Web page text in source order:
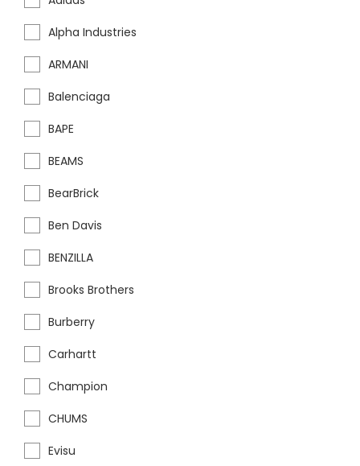
Alpha Industries
ARMANI
Balenciaga
BAPE
BEAMS
BearBrick
Ben Davis
BENZILLA
Brooks Brothers
Burberry
Carhartt
Champion
CHUMS
Evisu